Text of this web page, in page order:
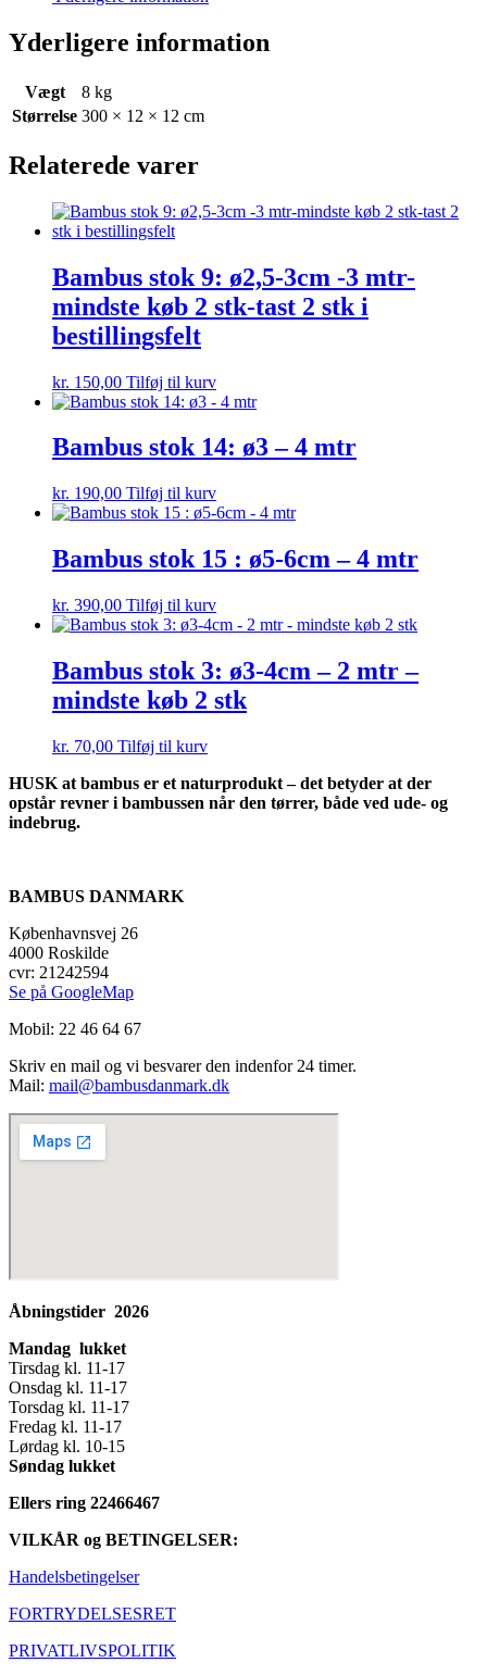
-
3
antal
Yderligere information
Vægt
8 kg
Størrelse 300 × 12 × 12 cm
Relaterede varer
Bambus stok 9: ø2,5-3cm -3 mtr-
mindste køb 2 stk-tast 2 stk i
bestillingsfelt
kr. 150,00 Tilføj til kurv
Bambus stok 14: ø3 – 4 mtr
kr. 190,00 Tilføj til kurv
Bambus stok 15 : ø5-6cm – 4 mtr
kr. 390,00 Tilføj til kurv
Bambus stok 3: ø3-4cm – 2 mtr –
mindste køb 2 stk
kr. 70,00 Tilføj til kurv
HUSK at bambus er et naturprodukt – det betyder at der
opstår revner i bambussen når den tørrer, både ved ude- og
indebrug.
BAMBUS DANMARK
Københavnsvej 26
4000 Roskilde
cvr: 21242594
Se på GoogleMap
Mobil: 22 46 64 67
Skriv en mail og vi besvarer den indenfor 24 timer.
Mail: mail@bambusdanmark.dk
Åbningstider 2026
Mandag lukket
Tirsdag kl. 11-17
Onsdag kl. 11-17
Torsdag kl. 11-17
Fredag kl. 11-17
Lørdag kl. 10-15
Søndag lukket
Ellers ring 22466467
VILKÅR og BETINGELSER:
Handelsbetingelser
FORTRYDELSESRET
PRIVATLIVSPOLITIK